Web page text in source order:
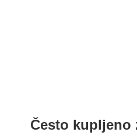
Često kupljeno